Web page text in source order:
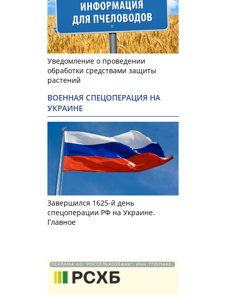
Уведомление о проведении
обработки средствами защиты
растений
ВОЕННАЯ СПЕЦОПЕРАЦИЯ НА
УКРАИНЕ
Завершился 1625-й день
спецоперации РФ на Украине.
Главное
РЕКЛАМА АО "РОССЕЛЬХОЗБАНК". ИНН 772511448.